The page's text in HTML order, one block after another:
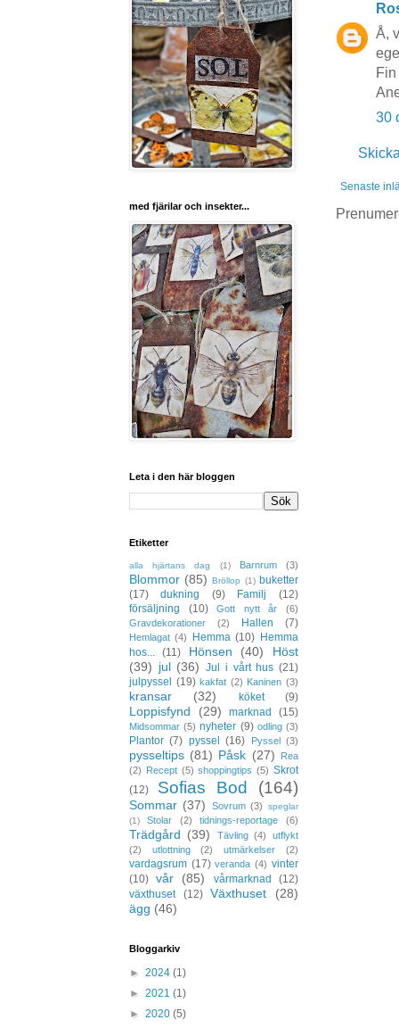
Å,
30
Senaste
med fjärilar och insekter...
Leta i den här bloggen
Etiketter
alla hjärtans dag (1) Barnrum (3)
Blommor (85) Bröllop (1) buketter
(17)
dukning (9) Familj
(12)
försäljning
(10) Gott nytt år
(6)
Gravdekorationer
(2) Hallen (7)
Hemlagat (4) Hemma (10) Hemma
hos...
(11) Hönsen (40)
Höst
(39) jul (36) Jul i vårt hus (21)
julpyssel
(19) kakfat (2) Kaninen (3)
kransar (32) köket (9)
Loppisfynd (29) marknad (15)
Midsommar (5) nyheter (9) odling (3)
Plantor (7) pyssel (16) Pyssel (3)
pysseltips (81) Påsk (27)
Rea
(2) Recept (5) shoppingtips (5) Skrot
(12)
Sofias Bod (164)
Sommar (37) Sovrum (3)
speglar
(1)
Stolar (2) tidnings-reportage (6)
Trädgård (39) Tävling (4)
utflykt
(2)
utlottning (2) utmärkelser (2)
vardagsrum (17) veranda (4) vinter
(10) vår (85) vårmarknad
(12)
växthuset
(12) Växthuset
(28)
ägg (46)
Bloggarkiv
► 2024 (1)
► 2021 (1)
► 2020 (5)